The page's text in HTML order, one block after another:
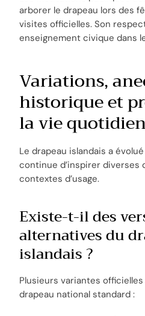
arborer le drapeau lors des
visites officielles. Son
enseignement civique dans
Variations,
historique et
la vie
Le drapeau islandais a
continue d’inspirer diverses
contextes d’usage.
Existe-t-il des
alternatives du
islandais ?
Plusieurs variantes
drapeau national standard :